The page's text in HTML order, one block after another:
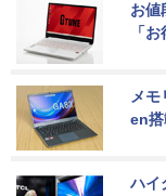
お値
「
メ
en
ハイ